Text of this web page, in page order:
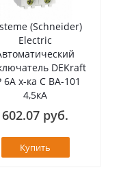
(Schneider)
Electric
DEKraft
6А х-ка C ВА-101
4,5кА
602.07 руб.
Купить